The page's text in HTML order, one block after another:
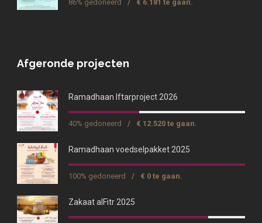
86% gedoneerd / € 6.181 te gaan.
Afgeronde projecten
Ramadhaan Iftarproject 2026
40% gedoneerd / € 12.520 te gaan.
Ramadhaan voedselpakket 2025
100% gedoneerd / € 0 te gaan.
Zakaat alFitr 2025